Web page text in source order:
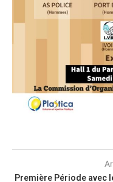
Première Période avec